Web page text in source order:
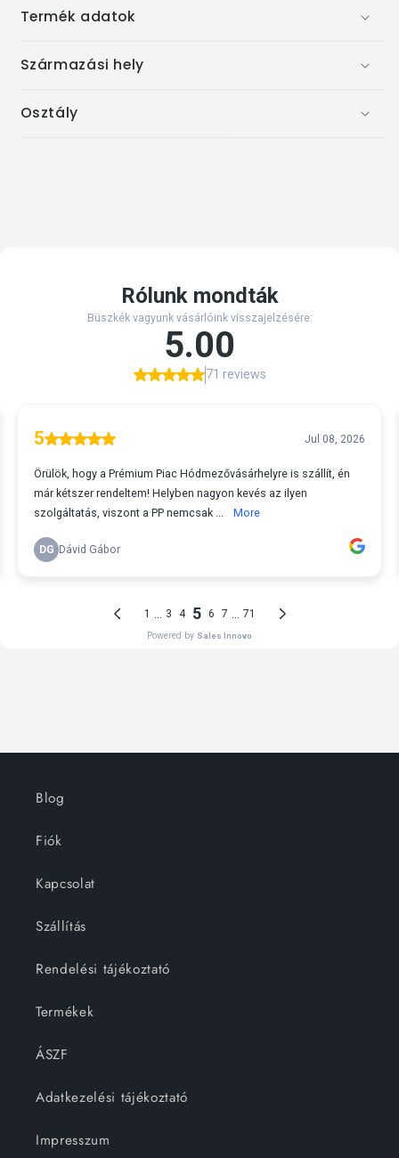
Termék adatok
Származási hely
Osztály
Blog
Fiók
Kapcsolat
Szállítás
Rendelési tájékoztató
Termékek
ÁSZF
Adatkezelési tájékoztató
Impresszum